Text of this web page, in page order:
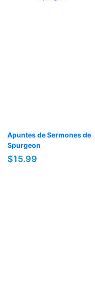
Apuntes de Sermones de
Spurgeon
$15.99